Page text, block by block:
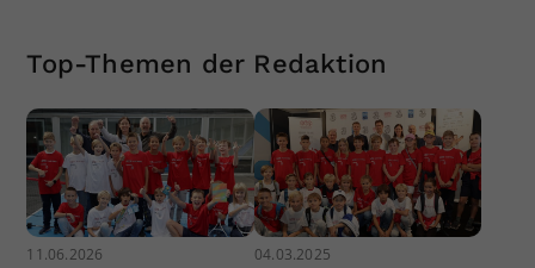
Top-Themen der Redaktion
11.06.2026 04.03.2025